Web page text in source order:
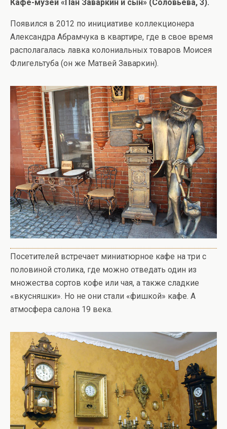
Кафе-музей «Пан Заваркин и сын» (Соловьева, 3).
Появился в 2012 по инициативе коллекционера
Александра Абрамчука в квартире, где в свое время
располагалась лавка колониальных товаров Моисея
Флигельтуба (он же Матвей Заваркин).
Посетителей встречает миниатюрное кафе на три с
половиной столика, где можно отведать один из
множества сортов кофе или чая, а также сладкие
«вкусняшки». Но не они стали «фишкой» кафе. А
атмосфера салона 19 века.